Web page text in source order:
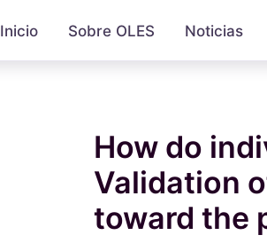
Inicio Sobre OLES Noticias
How do
Validation
toward the